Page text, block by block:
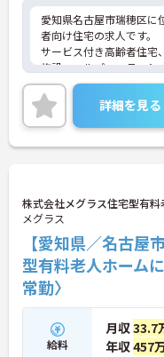
愛知県名古屋市瑞穂区に
者向け住宅の求人です。
サービス付き高齢者住宅
施設、ヘルパーステーシ
看護、居宅介護支援事業
した事業展開をされてお
ため、様々な経験を積み
人となっております。
ご興味をお持ちの方には
詳細を見る
株式会社メグラス住宅型有
メグラス
【愛知県／名古
型有料老人ホーム
常勤〉
給料
月収33.7
年収457